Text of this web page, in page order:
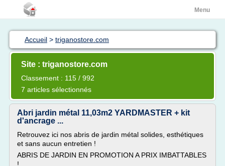
Menu
Accueil > triganostore.com
Site : triganostore.com
Classement : 115 / 992
7 articles sélectionnés
Abri jardin métal 11,03m2 YARDMASTER + kit
d'ancrage ...
Retrouvez ici nos abris de jardin métal solides, esthétiques
et sans aucun entretien !
ABRIS DE JARDIN EN PROMOTION A PRIX IMBATTABLES
!